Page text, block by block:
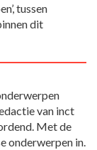
tussen
dit
van inct
Met de
onderwerpen in.